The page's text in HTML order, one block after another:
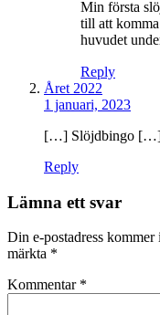
Min första
till att
huvudet
Reply
Året 2022
1 januari, 2023
[…] Slöjdbingo
Reply
Lämna ett svar
Din e-postadress kommer
märkta *
Kommentar *